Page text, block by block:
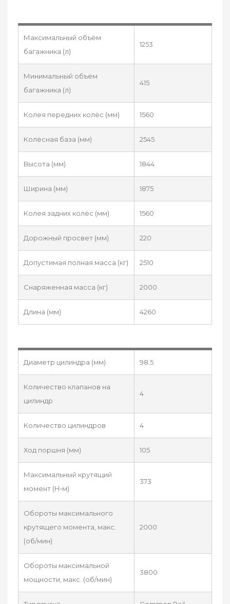
Максимальный объём
багажника (л)
1253
Минимальный объём
багажника (л)
415
Колея передних колёс (мм) 1560
Колёсная база (мм) 2545
Высота (мм) 1844
Ширина (мм) 1875
Колея задних колёс (мм) 1560
Дорожный просвет (мм) 220
Допустимая полная масса (кг) 2510
Снаряженная масса (кг) 2000
Длина (мм) 4260
Диаметр цилиндра (мм) 98.5
Количество клапанов на
цилиндр
4
Количество цилиндров 4
Ход поршня (мм) 105
Максимальный крутящий
момент (Н•м)
373
Обороты максимального
крутящего момента, макс.
(об/мин)
2000
Обороты максимальной
мощности, макс. (об/мин)
3800